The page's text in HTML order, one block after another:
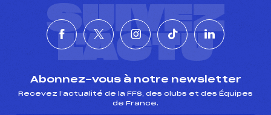
SUIVEZ
L'ACTU
Abonnez-vous à notre newsletter
Recevez l’actualité de la FFS, des clubs et des Équipes
de France.